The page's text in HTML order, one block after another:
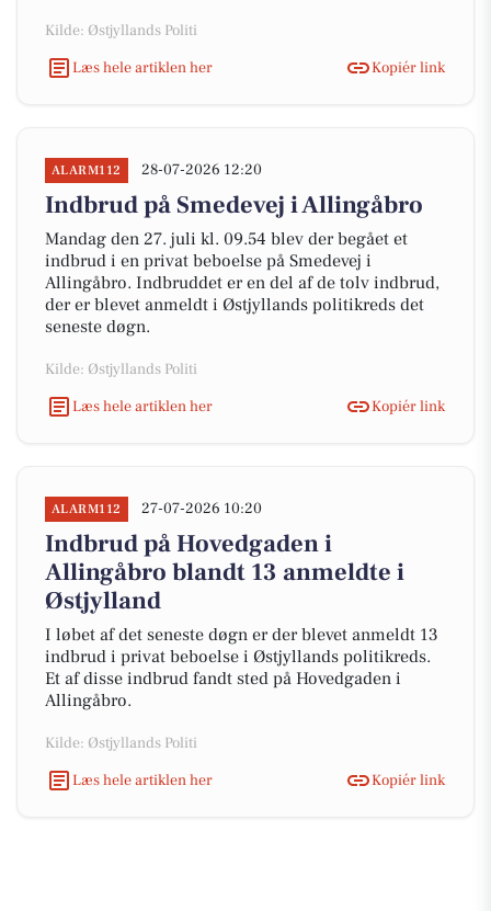
Kilde: Østjyllands Politi
Læs hele artiklen her
Kopiér link
ALARM112 28-07-2026 12:20
Indbrud på Smedevej i Allingåbro
Mandag den 27. juli kl. 09.54 blev der begået et
indbrud i en privat beboelse på Smedevej i
Allingåbro. Indbruddet er en del af de tolv indbrud,
der er blevet anmeldt i Østjyllands politikreds det
seneste døgn.
Kilde: Østjyllands Politi
Læs hele artiklen her
Kopiér link
ALARM112 27-07-2026 10:20
Indbrud på Hovedgaden i
Allingåbro blandt 13 anmeldte i
Østjylland
I løbet af det seneste døgn er der blevet anmeldt 13
indbrud i privat beboelse i Østjyllands politikreds.
Et af disse indbrud fandt sted på Hovedgaden i
Allingåbro.
Kilde: Østjyllands Politi
Læs hele artiklen her
Kopiér link